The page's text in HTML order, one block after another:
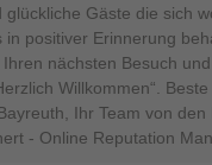
glückliche Gäste die sich
in positiver Erinnerung
nächsten Besuch
Willkommen“.
Ihr Team von den
- Online Reputation